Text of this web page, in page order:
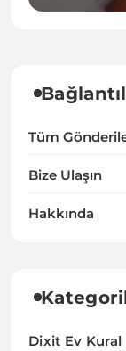
takibi
Tüm
Bize Ulaşın
Hakkında
Dixit Ev